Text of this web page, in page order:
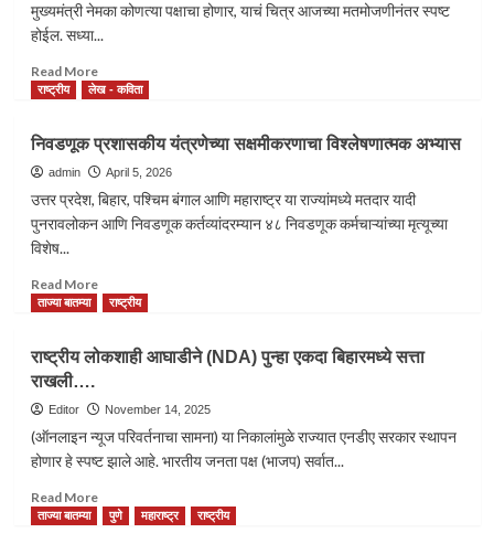
घेतली
मुख्यमंत्री नेमका कोणत्या पक्षाचा होणार, याचं चित्र आजच्या मतमोजणीनंतर स्पष्ट
होईल. सध्या...
Read MoreRead
more
विजय”
यांनी
राजकारणातही
दमदार
राष्ट्रीय लेख - कविता
निवडणूक प्रशासकीय यंत्रणेच्या सक्षमीकरणाचा विश्लेषणात्मक अभ्यास
admin April 5, 2026
उत्तर प्रदेश, बिहार, पश्चिम बंगाल आणि महाराष्ट्र या राज्यांमध्ये मतदार यादी
पुनरावलोकन आणि निवडणूक कर्तव्यांदरम्यान ४८ निवडणूक कर्मचाऱ्यांच्या मृत्यूच्या
विशेष...
Read MoreRead
more
निवडणूक
प्रशासकीय
सक्षमीकरणाचा
विश्लेषणात्मक
अभ्यास
ताज्या बातम्या राष्ट्रीय
राष्ट्रीय लोकशाही आघाडीने (NDA) पुन्हा एकदा बिहारमध्ये सत्ता
राखली….
Editor November 14, 2025
(ऑनलाइन न्यूज परिवर्तनाचा सामना) या निकालांमुळे राज्यात एनडीए सरकार स्थापन
होणार हे स्पष्ट झाले आहे. भारतीय जनता पक्ष (भाजप) सर्वात...
Read MoreRead
more
ताज्या बातम्या पुणे महाराष्ट्र राष्ट्रीय